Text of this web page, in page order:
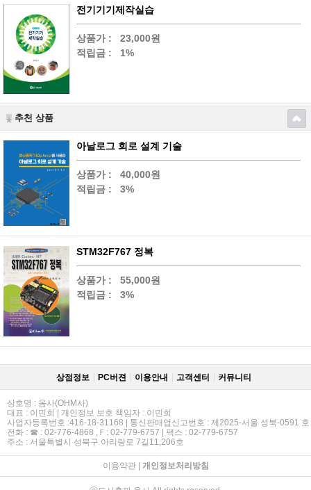
전기기기제작실습
상품가 :
23,000원
적립금 :
1%
추천 상품
아날로그 회로 설계 기술
상품가 :
40,000원
적립금 :
3%
STM32F767 정복
상품가 :
55,000원
적립금 :
3%
상점정보 PC버젼 이용안내 고객센터 커뮤니티
상호명 : 옴사(OHM사)
대표 : 이민희 | 개인정보 보호 책임자 : 이민희
사업자등록번호 :416-18-31168 | 통신판매업신고번호 : 제2025-서울 성북-0591 호
전화 : ☎ : 02-776-4868 ,Ｆ: 02-779-6757 | 팩스 : 02-779-6757
주소 : 서울특별시 성북구 아리랑로 7길11,206호
이용약관| 개인정보처리방침